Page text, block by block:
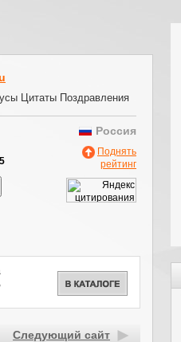
Цитаты Поздравления
Россия
Поднять
рейтинг
Следующий сайт